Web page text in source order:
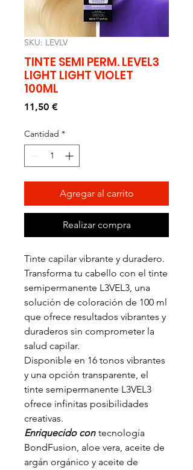
SKU: LEVLV
TINTE SEMI PERM. LEVEL3
LIGHT LIGHT VIOLET
100ML
11,50 €Precio
Cantidad *
Agregar al carrito
Realizar compra
Tinte capilar vibrante y duradero.
Transforma tu cabello con el tinte
semipermanente L3VEL3, una
solución de coloración de 100 ml
que ofrece resultados vibrantes y
duraderos sin comprometer la
salud capilar.
Disponible en 16 tonos vibrantes
y una opción transparente, el
tinte semipermanente L3VEL3
ofrece infinitas posibilidades
creativas.
Enriquecido con tecnología
BondFusion, aloe vera, aceite de
argán orgánico y aceite de